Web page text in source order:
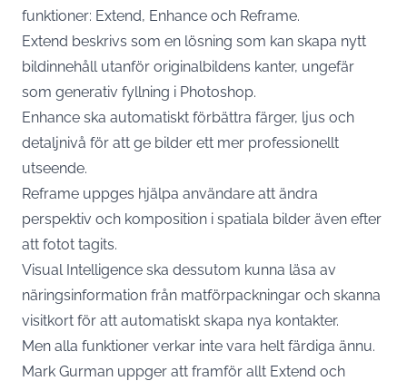
funktioner: Extend, Enhance och Reframe.
Extend beskrivs som en lösning som kan skapa nytt
bildinnehåll utanför originalbildens kanter, ungefär
som generativ fyllning i Photoshop.
Enhance ska automatiskt förbättra färger, ljus och
detaljnivå för att ge bilder ett mer professionellt
utseende.
Reframe uppges hjälpa användare att ändra
perspektiv och komposition i spatiala bilder även efter
att fotot tagits.
Visual Intelligence ska dessutom kunna läsa av
näringsinformation från matförpackningar och skanna
visitkort för att automatiskt skapa nya kontakter.
Men alla funktioner verkar inte vara helt färdiga ännu.
Mark Gurman uppger att framför allt Extend och